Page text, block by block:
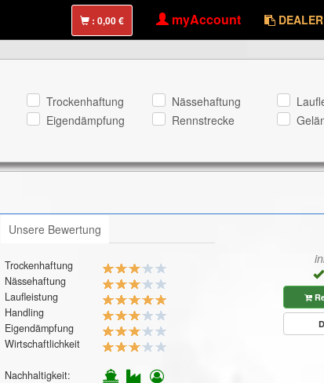
: myAccount DEALER
Trockenhaftung Nässehaftung
Eigendämpfung Rennstrecke
Unsere Bewertung
Trockenhaftung
Nässehaftung
Laufleistung
Handling
Eigendämpfung
Wirtschaftlichkeit
Nachhaltigkeit: